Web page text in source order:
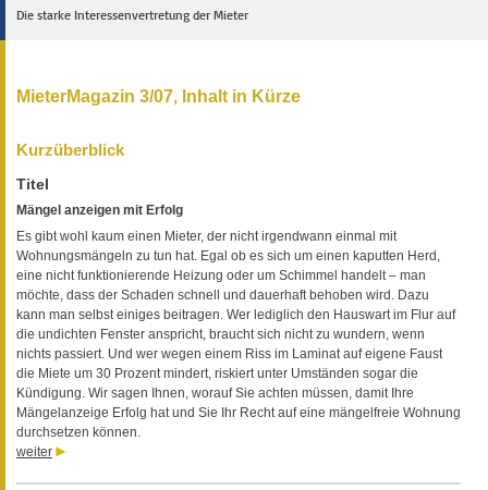
Die starke Interessenvertretung der Mieter
MieterMagazin 3/07, Inhalt in Kürze
Kurzüberblick
Titel
Mängel anzeigen mit Erfolg
Es gibt wohl kaum einen Mieter, der nicht irgendwann einmal mit
Wohnungsmängeln zu tun hat. Egal ob es sich um einen kaputten Herd,
eine nicht funktionierende Heizung oder um Schimmel handelt – man
möchte, dass der Schaden schnell und dauerhaft behoben wird. Dazu
kann man selbst einiges beitragen. Wer lediglich den Hauswart im Flur auf
die undichten Fenster anspricht, braucht sich nicht zu wundern, wenn
nichts passiert. Und wer wegen einem Riss im Laminat auf eigene Faust
die Miete um 30 Prozent mindert, riskiert unter Umständen sogar die
Kündigung. Wir sagen Ihnen, worauf Sie achten müssen, damit Ihre
Mängelanzeige Erfolg hat und Sie Ihr Recht auf eine mängelfreie Wohnung
durchsetzen können.
weiter